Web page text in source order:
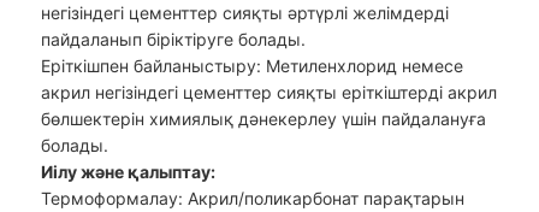
негізіндегі цементтер сияқты әртүрлі желімдерді
пайдаланып біріктіруге болады.
Еріткішпен байланыстыру: Метиленхлорид немесе
акрил негізіндегі цементтер сияқты еріткіштерді акрил
бөлшектерін химиялық дәнекерлеу үшін пайдалануға
болады.
Иілу және қалыптау:
Термоформалау: Акрил/поликарбонат парақтарын